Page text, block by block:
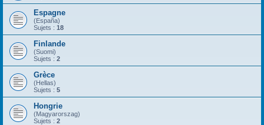
Espagne
(España)
Sujets : 18
Finlande
(Suomi)
Sujets : 2
Grèce
(Hellas)
Sujets : 5
Hongrie
(Magyarorszag)
Sujets : 2